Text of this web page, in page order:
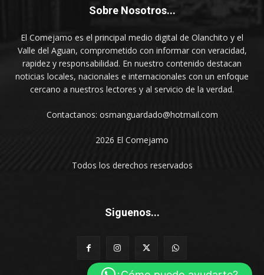
Sobre Nosotros...
El Comejamo es el principal medio digital de Olanchito y el
Valle del Aguan, comprometido con informar con veracidad,
rapidez y responsabilidad. En nuestro contenido destacan
noticias locales, nacionales e internacionales con un enfoque
cercano a nuestros lectores y al servicio de la verdad.
Contactanos: osmanguardado@hotmail.com
2026 El Comejamo
Todos los derechos reservados
Siguenos...